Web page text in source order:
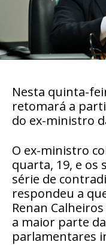
Nesta quinta-
retomará a
do ex-ministro
O ex-ministro
quarta, 19, e os
série de
respondeu a
Renan
a maior parte
parlamentares